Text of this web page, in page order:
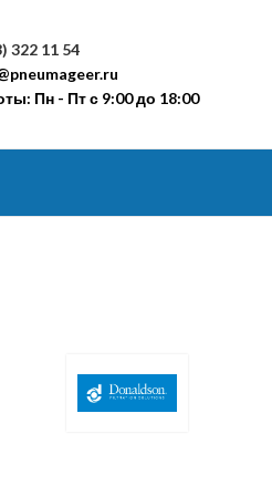
322 11 54
Пн - Пт с 9:00 до 18:00